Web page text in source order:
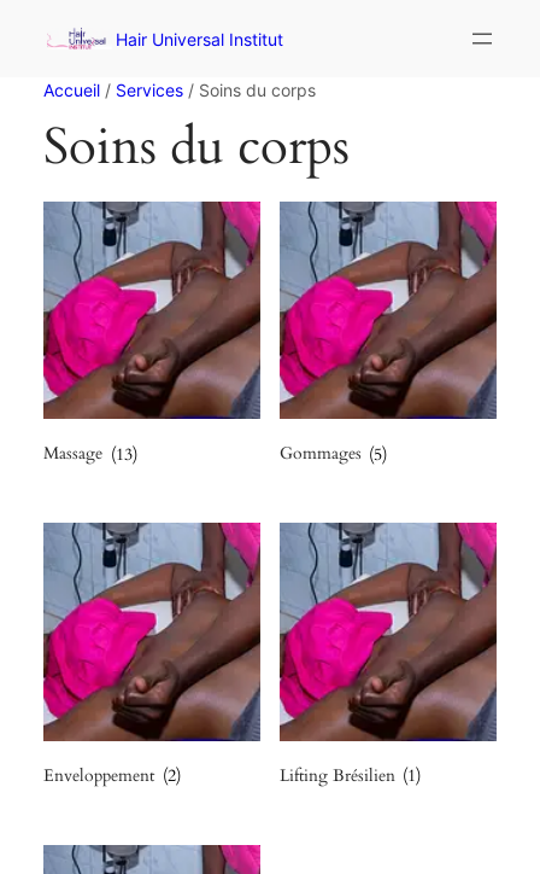
Hair Universal Institut
Accueil/ Services/ Soins du corps
Soins du corps
Massage (13) Gommages (5)
Enveloppement (2) Lifting Brésilien (1)